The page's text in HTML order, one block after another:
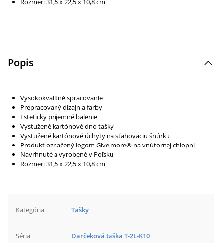
Rozmer: 31,5 x 22,5 x 10,8 cm
Popis
Vysokokvalitné spracovanie
Prepracovaný dizajn a farby
Esteticky príjemné balenie
Vystužené kartónové dno tašky
Vystužené kartónové úchyty na sťahovaciu šnúrku
Produkt označený logom Give more® na vnútornej chlopni
Navrhnuté a vyrobené v Poľsku
Rozmer: 31,5 x 22,5 x 10,8 cm
Kategória Tašky
Séria Darčeková taška T-2L-K10